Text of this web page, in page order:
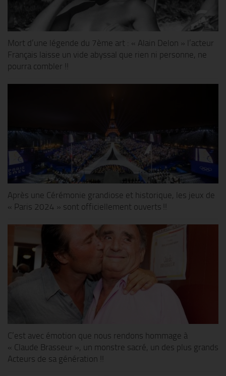
Mort d’une légende du 7ème art : « Alain Delon » l’acteur
Français laisse un vide abyssal que rien ni personne, ne
pourra combler !!
Après une Cérémonie grandiose et historique, les jeux de
« Paris 2024 » sont officiellement ouverts !!
C’est avec émotion que nous rendons hommage à
« Claude Brasseur », un monstre sacré, un des plus grands
Acteurs de sa génération !!